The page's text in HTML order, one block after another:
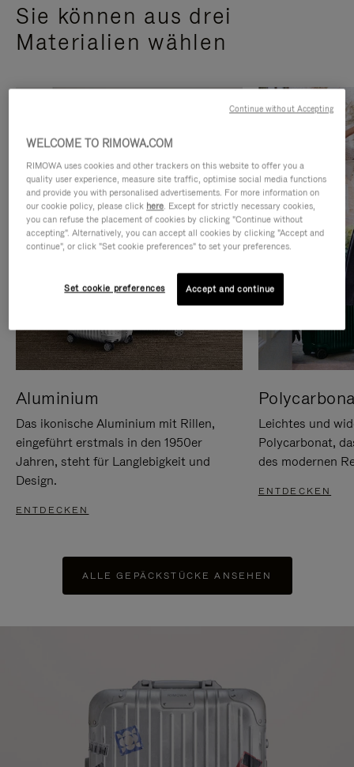
Sie können aus drei
Materialien wählen
Aluminium
Das ikonische Aluminium mit Rillen,
eingeführt erstmals in den 1950er
Jahren, steht für Langlebigkeit und
Design.
ENTDECKEN
Leichtes und
Polycarbonat,
des modernen
ENTDECKEN
ALLE GEPÄCKSTÜCKE ANSEHEN
WELCOME TO RIMOWA.COM
RIMOWA uses cookies and other trackers on this website to offer you a
quality user experience, measure site traffic, optimise social media functions
and provide you with personalised advertisements. For more information on
our cookie policy, please click here. Except for strictly necessary cookies,
you can refuse the placement of cookies by clicking "Continue without
accepting". Alternatively, you can accept all cookies by clicking "Accept and
continue", or click "Set cookie preferences" to set your preferences.
Set cookie preferences Accept and continue
Continue without Accepting